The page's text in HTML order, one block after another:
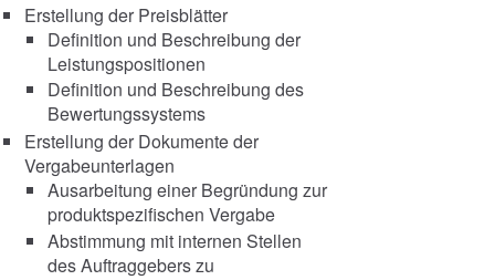
Erstellung der Preisblätter
Definition und Beschreibung der
Leistungspositionen
Definition und Beschreibung des
Bewertungssystems
Erstellung der Dokumente der
Vergabeunterlagen
Ausarbeitung einer Begründung zur
produktspezifischen Vergabe
Abstimmung mit internen Stellen
des Auftraggebers zu